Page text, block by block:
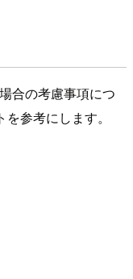
合の考慮事項につ
参考にします。